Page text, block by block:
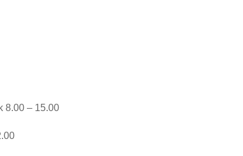
– 15.00